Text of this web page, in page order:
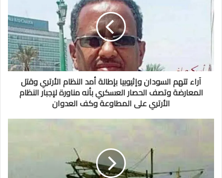
آراء تتهم السودان وإثيوبيا بإطالة أمد النظام الأرتري وقتل
المعارضة وتصف الحصار العسكري بأنه مناورة لإجبار النظام
الأرتري على المطاوعة وكف العدوان